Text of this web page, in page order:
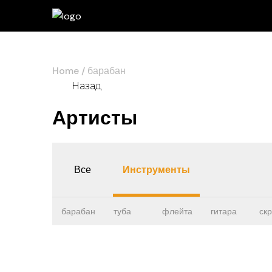
Home барабан
Назад
Артисты
Все Инструменты
барабан туба флейта гитара